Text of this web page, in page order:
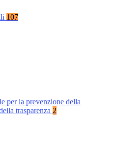
107
per la prevenzione della
trasparenza 2